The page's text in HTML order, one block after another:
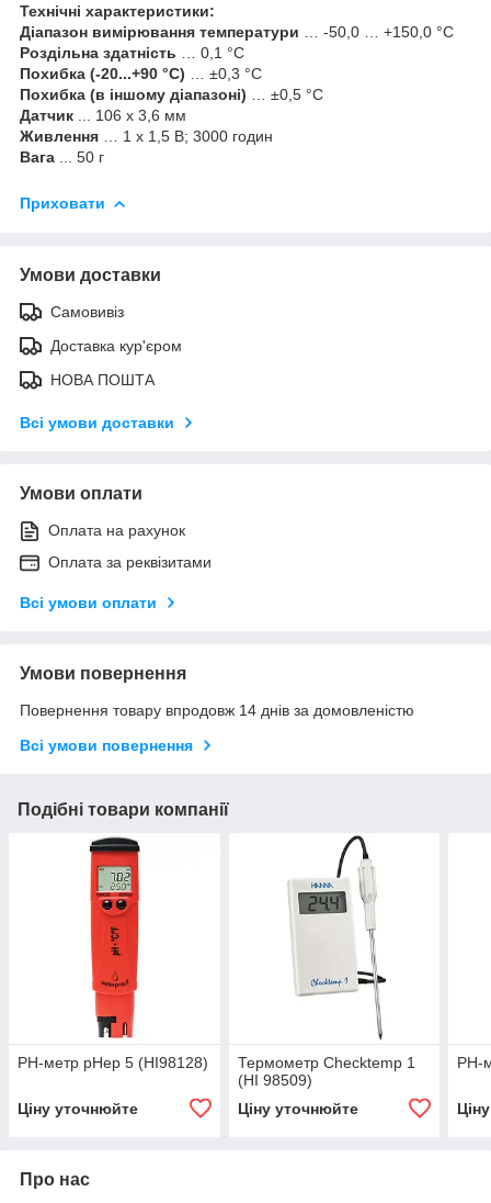
Технічні характеристики:
Діапазон вимірювання температури … -50,0 … +150,0 °C
Роздільна здатність … 0,1 °C
Похибка (-20...+90 °C) … ±0,3 °C
Похибка (в іншому діапазоні) … ±0,5 °C
Датчик ... 106 х 3,6 мм
Живлення … 1 х 1,5 В; 3000 годин
Вага ... 50 г
Приховати
Умови доставки
Самовивіз
Доставка кур'єром
НОВА ПОШТА
Всі умови доставки
Умови оплати
Оплата на рахунок
Оплата за реквізитами
Всі умови оплати
Умови повернення
Повернення товару впродовж 14 днів за домовленістю
Всі умови повернення
Подібні товари компанії
РН-метр pHep 5 (HI98128)
Ціну уточнюйте
Термометр Checktemp 1
(HI 98509)
Ціну уточнюйте
РН-
Про нас